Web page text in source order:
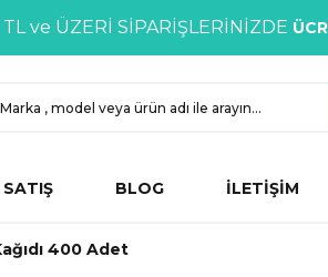
TL ve ÜZERİ SİPARİŞLERİNİZDE
SATIŞ BLOG İLETİŞİM
400 Adet